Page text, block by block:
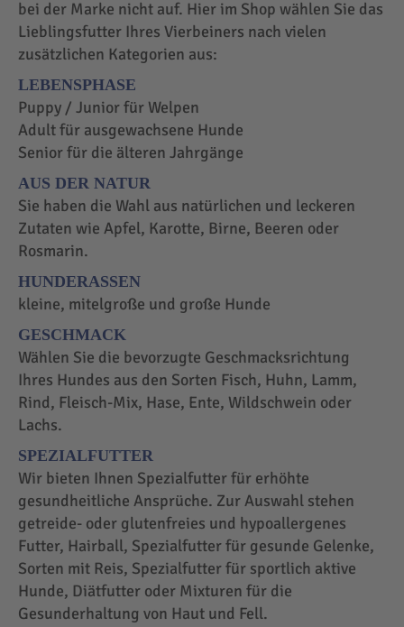
bei der Marke nicht auf. Hier im Shop wählen Sie das
Lieblingsfutter Ihres Vierbeiners nach vielen
zusätzlichen Kategorien aus:
LEBENSPHASE
Puppy / Junior für Welpen
Adult für ausgewachsene Hunde
Senior für die älteren Jahrgänge
AUS DER NATUR
Sie haben die Wahl aus natürlichen und leckeren
Zutaten wie Apfel, Karotte, Birne, Beeren oder
Rosmarin.
HUNDERASSEN
kleine, mitelgroße und große Hunde
GESCHMACK
Wählen Sie die bevorzugte Geschmacksrichtung
Ihres Hundes aus den Sorten Fisch, Huhn, Lamm,
Rind, Fleisch-Mix, Hase, Ente, Wildschwein oder
Lachs.
SPEZIALFUTTER
Wir bieten Ihnen Spezialfutter für erhöhte
gesundheitliche Ansprüche. Zur Auswahl stehen
getreide- oder glutenfreies und hypoallergenes
Futter, Hairball, Spezialfutter für gesunde Gelenke,
Sorten mit Reis, Spezialfutter für sportlich aktive
Hunde, Diätfutter oder Mixturen für die
Gesunderhaltung von Haut und Fell.